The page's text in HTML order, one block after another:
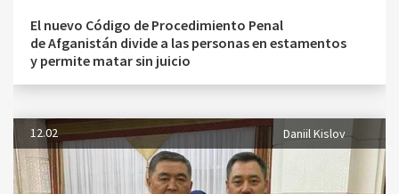
El nuevo Código de Procedimiento Penal
de Afganistán divide a las personas en estamentos
y permite matar sin juicio
12.02 Daniil Kislov